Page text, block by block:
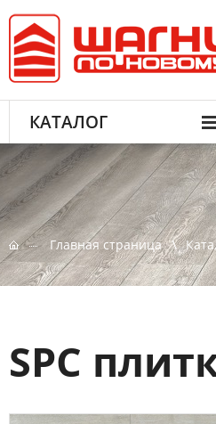
КАТАЛОГ
Главная страница
SPC